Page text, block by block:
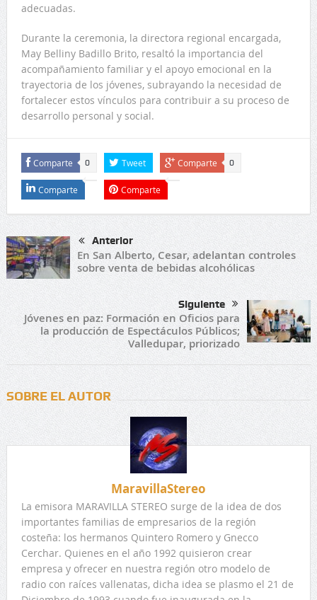
adecuadas.
Durante la ceremonia, la directora regional encargada,
May Belliny Badillo Brito, resaltó la importancia del
acompañamiento familiar y el apoyo emocional en la
trayectoria de los jóvenes, subrayando la necesidad de
fortalecer estos vínculos para contribuir a su proceso de
desarrollo personal y social.
Comparte 0 Tweet Comparte 0
Comparte Comparte
Anterior
En San Alberto, Cesar, adelantan controles
sobre venta de bebidas alcohólicas
Siguiente
Jóvenes en paz: Formación en Oficios para
la producción de Espectáculos Públicos;
Valledupar, priorizado
SOBRE EL AUTOR
MaravillaStereo
La emisora MARAVILLA STEREO surge de la idea de dos
importantes familias de empresarios de la región
costeña: los hermanos Quintero Romero y Gnecco
Cerchar. Quienes en el año 1992 quisieron crear
empresa y ofrecer en nuestra región otro modelo de
radio con raíces vallenatas, dicha idea se plasmo el 21 de